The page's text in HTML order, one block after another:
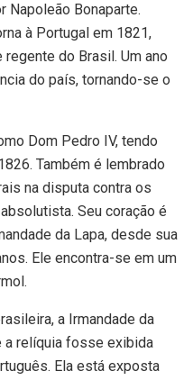
Napoleão Bonaparte.
à Portugal em 1821,
do Brasil. Um ano
do país, tornando-se o
Dom Pedro IV, tendo
Também é lembrado
na disputa contra os
Seu coração é
da Lapa, desde sua
Ele encontra-se em um
a Irmandade da
a relíquia fosse exibida
Ela está exposta